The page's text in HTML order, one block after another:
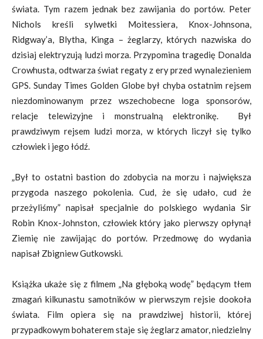
świata. Tym razem jednak bez zawijania do portów. Peter
Nichols kreśli sylwetki Moitessiera, Knox-Johnsona,
Ridgway’a, Blytha, Kinga – żeglarzy, których nazwiska do
dzisiaj elektryzują ludzi morza. Przypomina tragedię Donalda
Crowhusta, odtwarza świat regaty z ery przed wynalezieniem
GPS. Sunday Times Golden Globe był chyba ostatnim rejsem
niezdominowanym przez wszechobecne loga sponsorów,
relacje telewizyjne i monstrualną elektronikę. Był
prawdziwym rejsem ludzi morza, w których liczył się tylko
człowiek i jego łódź.
„Był to ostatni bastion do zdobycia na morzu i największa
przygoda naszego pokolenia. Cud, że się udało, cud że
przeżyliśmy” napisał specjalnie do polskiego wydania Sir
Robin Knox-Johnston, człowiek który jako pierwszy opłynął
Ziemię nie zawijając do portów. Przedmowę do wydania
napisał Zbigniew Gutkowski.
Książka ukaże się z filmem „Na głęboką wodę” będącym tłem
zmagań kilkunastu samotników w pierwszym rejsie dookoła
świata. Film opiera się na prawdziwej historii, której
przypadkowym bohaterem staje się żeglarz amator, niedzielny